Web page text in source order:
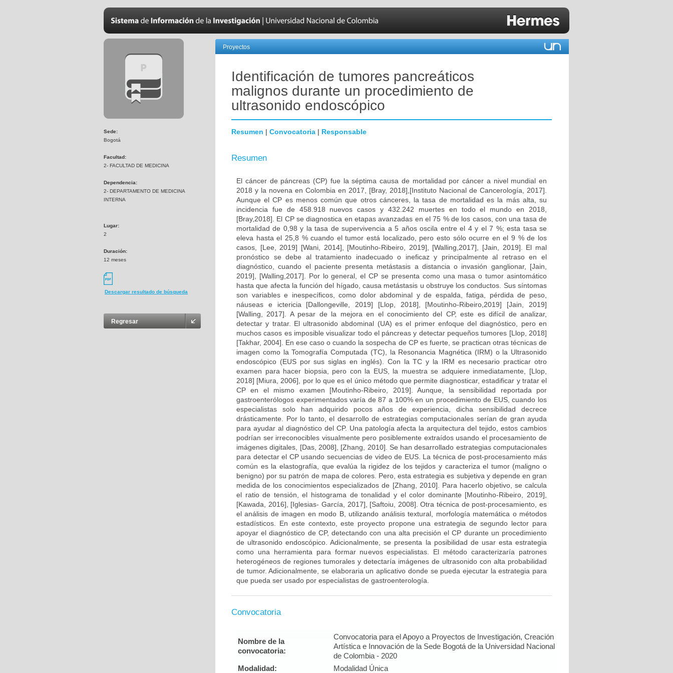
Sede:
Bogotá
Facultad:
2- FACULTAD DE MEDICINA
Dependencia:
2- DEPARTAMENTO DE MEDICINA
INTERNA
Lugar:
2
Duración:
12 meses
Descargar resultado de búsqueda
Regresar
Proyectos
Identificación de tumores pancreáticos
malignos durante un procedimiento de
ultrasonido endoscópico
Resumen | Convocatoria | Responsable
Resumen
El cáncer de páncreas (CP) fue la séptima causa de mortalidad por cáncer a nivel mundial en
2018 y la novena en Colombia en 2017, [Bray, 2018],[Instituto Nacional de Cancerología, 2017].
Aunque el CP es menos común que otros cánceres, la tasa de mortalidad es la más alta, su
incidencia fue de 458.918 nuevos casos y 432.242 muertes en todo el mundo en 2018,
[Bray,2018]. El CP se diagnostica en etapas avanzadas en el 75 % de los casos, con una tasa de
mortalidad de 0,98 y la tasa de supervivencia a 5 años oscila entre el 4 y el 7 %; esta tasa se
eleva hasta el 25,8 % cuando el tumor está localizado, pero esto sólo ocurre en el 9 % de los
casos, [Lee, 2019] [Wani, 2014], [Moutinho-Ribeiro, 2019], [Walling,2017], [Jain, 2019]. El mal
pronóstico se debe al tratamiento inadecuado o ineficaz y principalmente al retraso en el
diagnóstico, cuando el paciente presenta metástasis a distancia o invasión ganglionar, [Jain,
2019], [Walling,2017]. Por lo general, el CP se presenta como una masa o tumor asintomático
hasta que afecta la función del hígado, causa metástasis u obstruye los conductos. Sus síntomas
son variables e inespecíficos, como dolor abdominal y de espalda, fatiga, pérdida de peso,
náuseas e ictericia [Dallongeville, 2019] [Llop, 2018], [Moutinho-Ribeiro,2019] [Jain, 2019]
[Walling, 2017]. A pesar de la mejora en el conocimiento del CP, este es difícil de analizar,
detectar y tratar. El ultrasonido abdominal (UA) es el primer enfoque del diagnóstico, pero en
muchos casos es imposible visualizar todo el páncreas y detectar pequeños tumores [Llop, 2018]
[Takhar, 2004]. En ese caso o cuando la sospecha de CP es fuerte, se practican otras técnicas de
imagen como la Tomografía Computada (TC), la Resonancia Magnética (IRM) o la Ultrasonido
endoscópico (EUS por sus siglas en inglés). Con la TC y la IRM es necesario practicar otro
examen para hacer biopsia, pero con la EUS, la muestra se adquiere inmediatamente, [Llop,
2018] [Miura, 2006], por lo que es el único método que permite diagnosticar, estadificar y tratar el
CP en el mismo examen [Moutinho-Ribeiro, 2019]. Aunque, la sensibilidad reportada por
gastroenterólogos experimentados varía de 87 a 100% en un procedimiento de EUS, cuando los
especialistas solo han adquirido pocos años de experiencia, dicha sensibilidad decrece
drásticamente. Por lo tanto, el desarrollo de estrategias computacionales serían de gran ayuda
para ayudar al diagnóstico del CP. Una patología afecta la arquitectura del tejido, estos cambios
podrían ser irreconocibles visualmente pero posiblemente extraídos usando el procesamiento de
imágenes digitales, [Das, 2008], [Zhang, 2010]. Se han desarrollado estrategias computacionales
para detectar el CP usando secuencias de video de EUS. La técnica de post-procesamiento más
común es la elastografía, que evalúa la rigidez de los tejidos y caracteriza el tumor (maligno o
benigno) por su patrón de mapa de colores. Pero, esta estrategia es subjetiva y depende en gran
medida de los conocimientos especializados de [Zhang, 2010]. Para hacerlo objetivo, se calcula
el ratio de tensión, el histograma de tonalidad y el color dominante [Moutinho-Ribeiro, 2019],
[Kawada, 2016], [Iglesias- García, 2017], [Saftoiu, 2008]. Otra técnica de post-procesamiento, es
el análisis de imagen en modo B, utilizando análisis textural, morfología matemática o métodos
estadísticos. En este contexto, este proyecto propone una estrategia de segundo lector para
apoyar el diagnóstico de CP, detectando con una alta precisión el CP durante un procedimiento
de ultrasonido endoscópico. Adicionalmente, se presenta la posibilidad de usar esta estrategia
como una herramienta para formar nuevos especialistas. El método caracterizaría patrones
heterogéneos de regiones tumorales y detectaría imágenes de ultrasonido con alta probabilidad
de tumor. Adicionalmente, se elaboraria un aplicativo donde se pueda ejecutar la estrategia para
que pueda ser usado por especialistas de gastroenterología.
Convocatoria
Nombre de la
convocatoria:
Convocatoria para el Apoyo a Proyectos de Investigación, Creación
Artística e Innovación de la Sede Bogotá de la Universidad Nacional
de Colombia - 2020
Modalidad:
Modalidad Única